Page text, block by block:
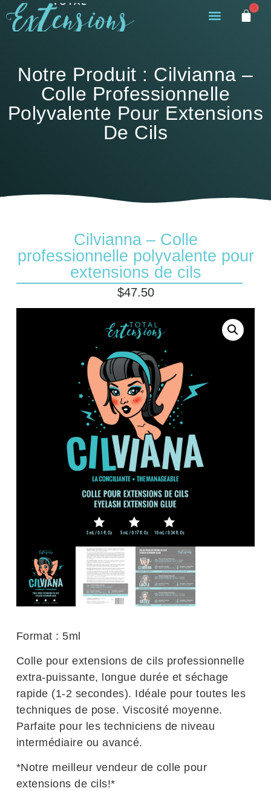
0
Notre Produit : Cilvianna –
Colle Professionnelle
Polyvalente Pour Extensions
De Cils
Cilvianna – Colle
professionnelle polyvalente pour
extensions de cils
$47.50
Format : 5ml
Colle pour extensions de cils professionnelle
extra-puissante, longue durée et séchage
rapide (1-2 secondes). Idéale pour toutes les
techniques de pose. Viscosité moyenne.
Parfaite pour les techniciens de niveau
intermédiaire ou avancé.
*Notre meilleur vendeur de colle pour
extensions de cils!*